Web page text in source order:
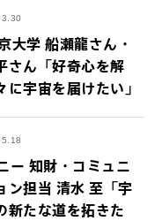
大学 船瀬龍さん・
さん「好奇心を解
に宇宙を届けたい」
ー 知財・コミュニ
ン担当 清水 至「宇
新たな道を拓きた